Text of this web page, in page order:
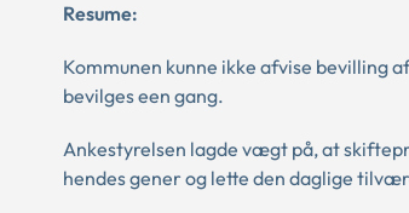
Resume:
Kommunen kunne ikke afvise bevilling
bevilges een gang.
Ankestyrelsen lagde vægt på, at
hendes gener og lette den daglige